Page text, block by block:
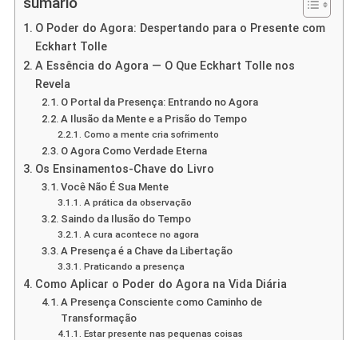
O Poder do Agora: Despertando para o Presente com
Eckhart Tolle
A Essência do Agora — O Que Eckhart Tolle nos
Revela
O Portal da Presença: Entrando no Agora
A Ilusão da Mente e a Prisão do Tempo
Como a mente cria sofrimento
O Agora Como Verdade Eterna
Os Ensinamentos-Chave do Livro
Você Não É Sua Mente
A prática da observação
Saindo da Ilusão do Tempo
A cura acontece no agora
A Presença é a Chave da Libertação
Praticando a presença
Como Aplicar o Poder do Agora na Vida Diária
A Presença Consciente como Caminho de
Transformação
Estar presente nas pequenas coisas